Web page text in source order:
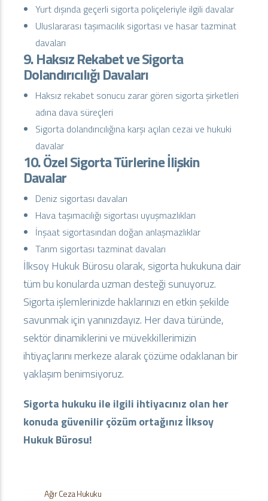
Ağır Ceza Hukuku
Yurt dışında geçerli sigorta poliçeleriyle ilgili davalar
Uluslararası taşımacılık sigortası ve hasar tazminat
davaları
9. Haksız Rekabet ve Sigorta
Dolandırıcılığı Davaları
Haksız rekabet sonucu zarar gören sigorta şirketleri
adına dava süreçleri
Sigorta dolandırıcılığına karşı açılan cezai ve hukuki
davalar
10. Özel Sigorta Türlerine İlişkin
Davalar
Deniz sigortası davaları
Hava taşımacılığı sigortası uyuşmazlıkları
İnşaat sigortasından doğan anlaşmazlıklar
Tarım sigortası tazminat davaları
İlksoy Hukuk Bürosu olarak, sigorta hukukuna dair
tüm bu konularda uzman desteği sunuyoruz.
Sigorta işlemlerinizde haklarınızı en etkin şekilde
savunmak için yanınızdayız. Her dava türünde,
sektör dinamiklerini ve müvekkillerimizin
ihtiyaçlarını merkeze alarak çözüme odaklanan bir
yaklaşım benimsiyoruz.
Sigorta hukuku ile ilgili ihtiyacınız olan her
konuda güvenilir çözüm ortağınız İlksoy
Hukuk Bürosu!